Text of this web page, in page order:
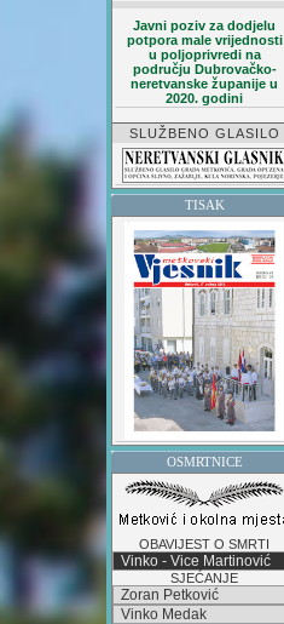
Javni poziv za dodjelu
potpora male vrijednosti
u poljoprivredi na
području Dubrovačko-
neretvanske županije u
2020. godini
SLUŽBENO GLASILO
TISAK
OSMRTNICE
OBAVIJEST O SMRTI
Vinko - Vice Martinović
SJEĆANJE
Zoran Petković
Vinko Medak